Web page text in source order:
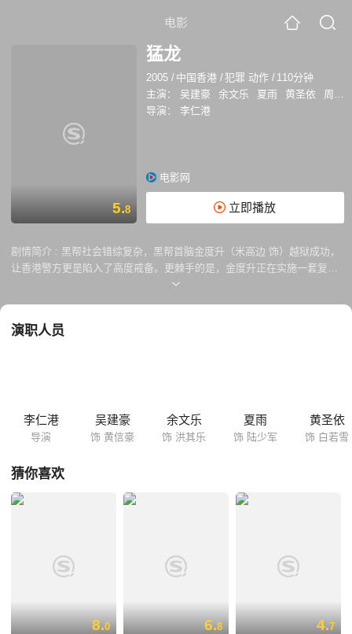
电影
5.8
猛龙
2005 / 中国香港 /犯罪 动作 / 110分钟
主演：
吴建豪 余文乐 夏雨 黄圣依
周俊伟
导演：
李仁港
电影网
立即播放
剧情简介 : 黑帮社会错综复杂，黑帮首脑金度升（米高边 饰）越狱成功，
让香港警方更是陷入了高度戒备。更棘手的是，金度升正在实施一套复仇
计划，把警方头号通缉犯段边虎劫持并杀害。他的下一个目标，正是段边
利用的人，更因此而卷入金度升的复仇计划。眼看香港即将迎来一场风起
演职人员
李仁港
导演
吴建豪
饰 黄信豪
余文乐
饰 洪其乐
夏雨
饰 陆少军
黄圣依
饰 白若雪
猜你喜欢
8.0 6.8 4.7